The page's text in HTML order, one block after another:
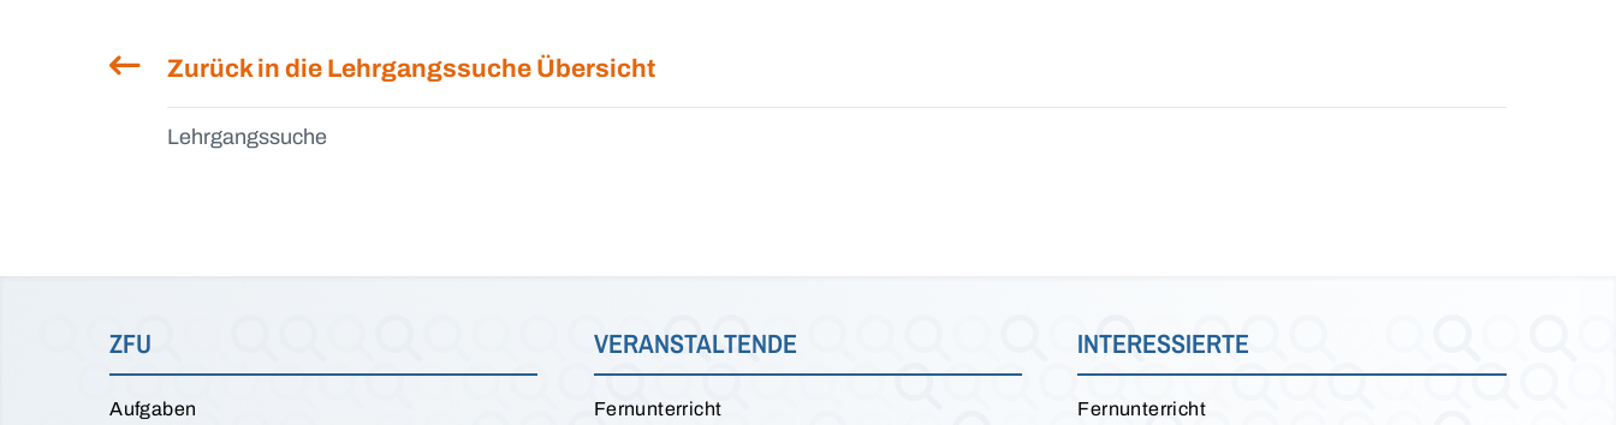
Zurück in die Lehrgangssuche Übersicht
Lehrgangssuche
ZFU
Aufgaben
VERANSTALTENDE
Fernunterricht
INTERESSIERTE
Fernunterricht